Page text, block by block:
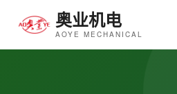
奥业机电
AOYE MECHANICAL